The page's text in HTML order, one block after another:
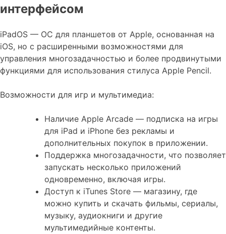
интерфейсом
iPadOS — ОС для планшетов от Apple, основанная на
iOS, но с расширенными возможностями для
управления многозадачностью и более продвинутыми
функциями для использования стилуса Apple Pencil.
Возможности для игр и мультимедиа:
Наличие Apple Arcade — подписка на игры
для iPad и iPhone без рекламы и
дополнительных покупок в приложении.
Поддержка многозадачности, что позволяет
запускать несколько приложений
одновременно, включая игры.
Доступ к iTunes Store — магазину, где
можно купить и скачать фильмы, сериалы,
музыку, аудиокниги и другие
мультимедийные контенты.